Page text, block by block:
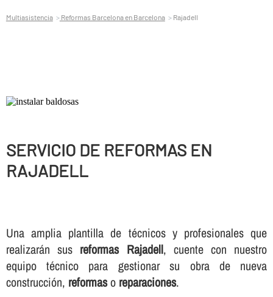
Multiasistencia Reformas Barcelona en Barcelona Rajadell
SERVICIO DE REFORMAS EN
RAJADELL
Una amplia plantilla de técnicos y profesionales que
realizarán sus reformas Rajadell, cuente con nuestro
equipo técnico para gestionar su obra de nueva
construcción, reformaso reparaciones.